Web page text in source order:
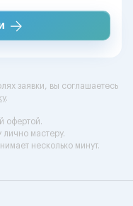
заявки, вы соглашаетесь
.
офертой.
лично мастеру.
несколько минут.